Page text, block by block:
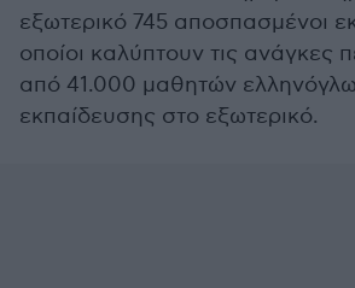
εξωτερικό 745 αποσπασμένοι
οποίοι καλύπτουν τις ανάγκες
από 41.000 μαθητών
εκπαίδευσης στο εξωτερικό.